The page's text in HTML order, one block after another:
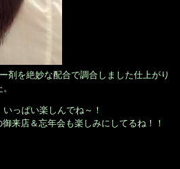
剤を絶妙な配合で調合しました仕上がり
っぱい楽しんでね～！
御来店＆忘年会も楽しみにしてるね！！